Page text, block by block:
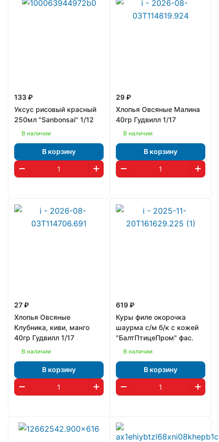
133 ₽
Уксус рисовый красный
250мл "Sanbonsai" 1/12
В наличии
В корзину
29 ₽
Хлопья Овсяные Малина
40гр Гудвилл 1/17
В наличии
В корзину
27 ₽
Хлопья Овсяные
Клубника, киви, манго
40гр Гудвилл 1/17
В наличии
В корзину
619 ₽
Куры филе окорочка
шаурма с/м б/к с кожей
"БалтПтицеПром" фас.
В наличии
В корзину